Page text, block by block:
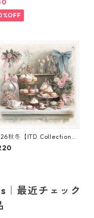
ン FLORAL FIESTA マル
ラー
秋冬【ITD Collection】
サイズ ライスペーパー RS
デコパージュ
最近チェック